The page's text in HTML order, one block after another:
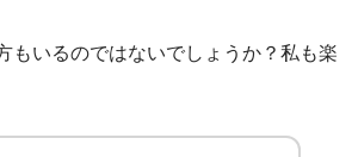
もいるのではないでしょうか？私も楽